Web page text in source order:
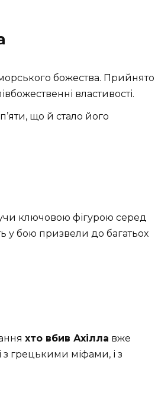
божества. Прийнято
властивості.
що й стало його
ключовою фігурою серед
у бою призвели до багатьох
хто вбив Ахілла вже
з грецькими міфами, і з